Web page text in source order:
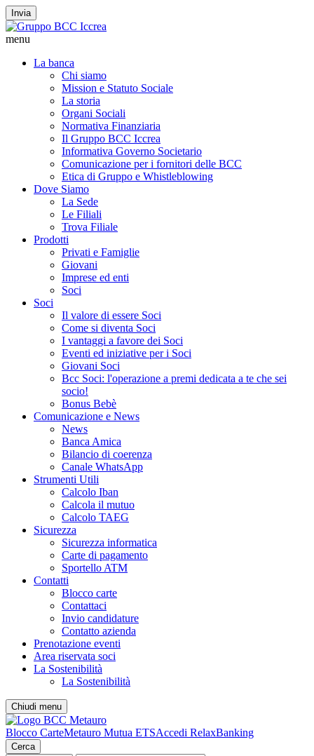
Invia
menu
La banca
Chi siamo
Mission e Statuto Sociale
La storia
Organi Sociali
Normativa Finanziaria
Il Gruppo BCC Iccrea
Informativa Governo Societario
Comunicazione per i fornitori delle BCC
Etica di Gruppo e Whistleblowing
Dove Siamo
La Sede
Le Filiali
Trova Filiale
Prodotti
Privati e Famiglie
Giovani
Imprese ed enti
Soci
Soci
Il valore di essere Soci
Come si diventa Soci
I vantaggi a favore dei Soci
Eventi ed iniziative per i Soci
Giovani Soci
Bcc Soci: l'operazione a premi dedicata a te che sei
socio!
Bonus Bebè
Comunicazione e News
News
Banca Amica
Bilancio di coerenza
Canale WhatsApp
Strumenti Utili
Calcolo Iban
Calcola il mutuo
Calcolo TAEG
Sicurezza
Sicurezza informatica
Carte di pagamento
Sportello ATM
Contatti
Blocco carte
Contattaci
Invio candidature
Contatto azienda
Prenotazione eventi
Area riservata soci
La Sostenibilità
La Sostenibilità
Chiudi menu
Blocco CarteMetauro Mutua ETSAccedi RelaxBanking
Cerca